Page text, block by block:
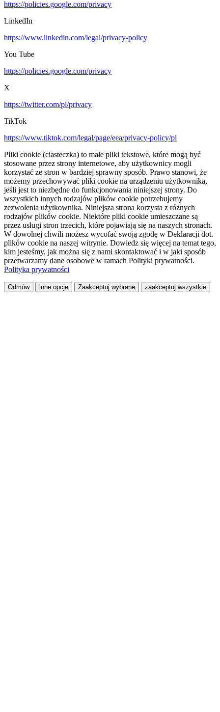
https://policies.google.com/privacy
LinkedIn
https://www.linkedin.com/legal/privacy-policy
You Tube
https://policies.google.com/privacy
X
https://twitter.com/pl/privacy
TikTok
https://www.tiktok.com/legal/page/eea/privacy-policy/pl
Pliki cookie (ciasteczka) to małe pliki tekstowe, które mogą być
stosowane przez strony internetowe, aby użytkownicy mogli
korzystać ze stron w bardziej sprawny sposób. Prawo stanowi, że
możemy przechowywać pliki cookie na urządzeniu użytkownika,
jeśli jest to niezbędne do funkcjonowania niniejszej strony. Do
wszystkich innych rodzajów plików cookie potrzebujemy
zezwolenia użytkownika. Niniejsza strona korzysta z różnych
rodzajów plików cookie. Niektóre pliki cookie umieszczane są
przez usługi stron trzecich, które pojawiają się na naszych stronach.
W dowolnej chwili możesz wycofać swoją zgodę w Deklaracji dot.
plików cookie na naszej witrynie. Dowiedz się więcej na temat tego,
kim jesteśmy, jak można się z nami skontaktować i w jaki sposób
przetwarzamy dane osobowe w ramach Polityki prywatności.
Polityka prywatności
Odmów inne opcje Zaakceptuj wybrane zaakceptuj wszystkie